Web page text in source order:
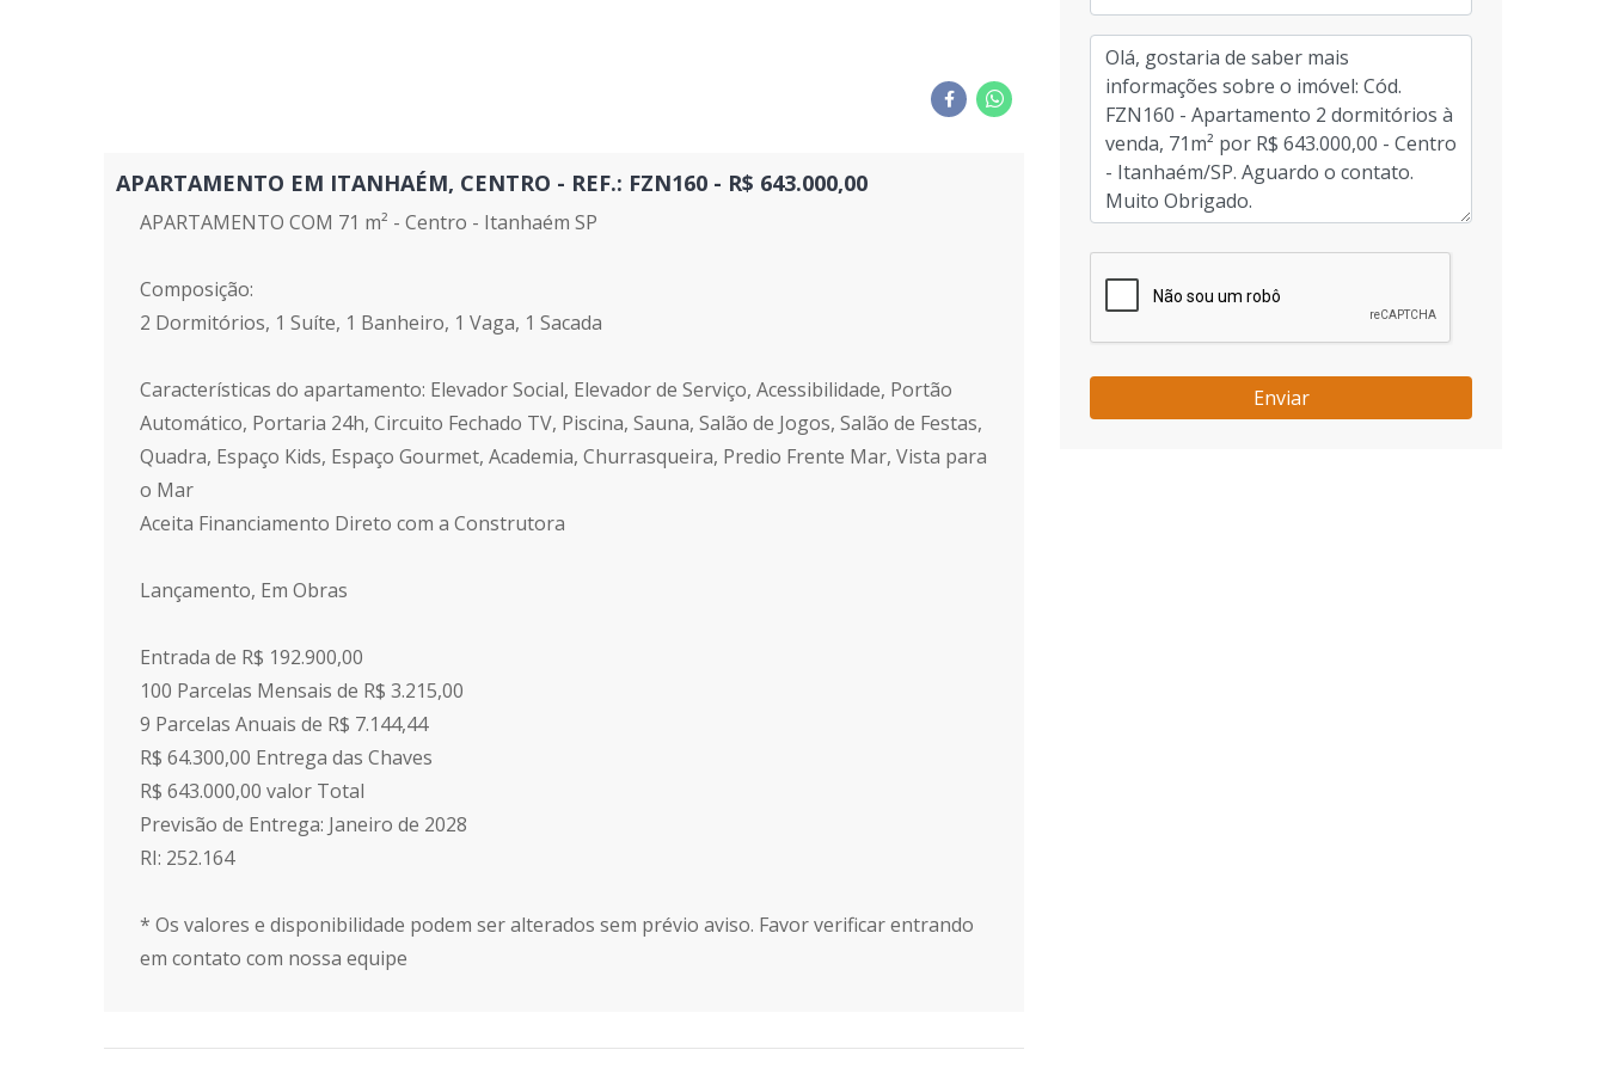
APARTAMENTO EM ITANHAÉM, CENTRO - REF.: FZN160 - R$ 643.000,00
APARTAMENTO COM 71 m² - Centro - Itanhaém SP
Composição:
2 Dormitórios, 1 Suíte, 1 Banheiro, 1 Vaga, 1 Sacada
Características do apartamento: Elevador Social, Elevador de Serviço, Acessibilidade, Portão
Automático, Portaria 24h, Circuito Fechado TV, Piscina, Sauna, Salão de Jogos, Salão de Festas,
Quadra, Espaço Kids, Espaço Gourmet, Academia, Churrasqueira, Predio Frente Mar, Vista para
o Mar
Aceita Financiamento Direto com a Construtora
Lançamento, Em Obras
Entrada de R$ 192.900,00
100 Parcelas Mensais de R$ 3.215,00
9 Parcelas Anuais de R$ 7.144,44
R$ 64.300,00 Entrega das Chaves
R$ 643.000,00 valor Total
Previsão de Entrega: Janeiro de 2028
RI: 252.164
* Os valores e disponibilidade podem ser alterados sem prévio aviso. Favor verificar entrando
em contato com nossa equipe
Enviar